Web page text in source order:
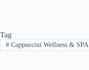
Tag
#Cappuccini Wellness & SPA